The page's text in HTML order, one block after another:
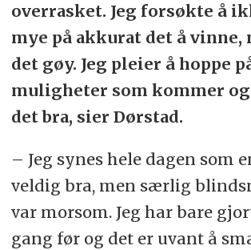
overrasket. Jeg forsøkte å
mye på akkurat det å vinne,
det gøy. Jeg pleier å hoppe
muligheter som kommer
det bra, sier Dørstad.
– Jeg synes hele dagen som
veldig bra, men særlig
var morsom. Jeg har bare
gang før og det er uvant å